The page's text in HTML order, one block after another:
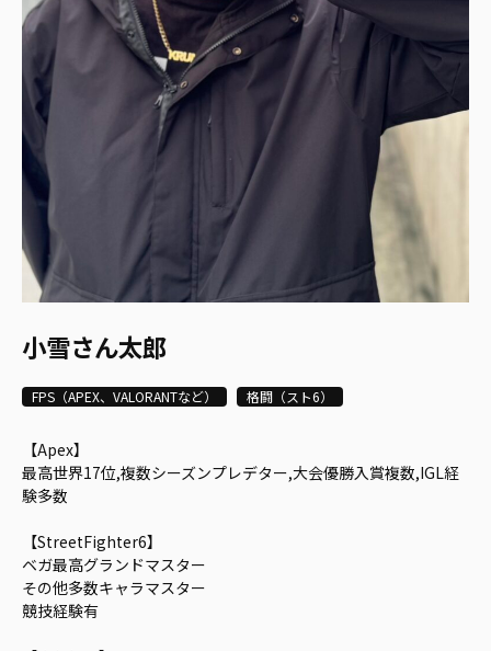
小雪さん太郎
FPS（APEX、VALORANTなど） 格闘（スト6）
【Apex】
最高世界17位,複数シーズンプレデター,大会優勝入賞複数,IGL経
験多数
【StreetFighter6】
ベガ最高グランドマスター
その他多数キャラマスター
競技経験有